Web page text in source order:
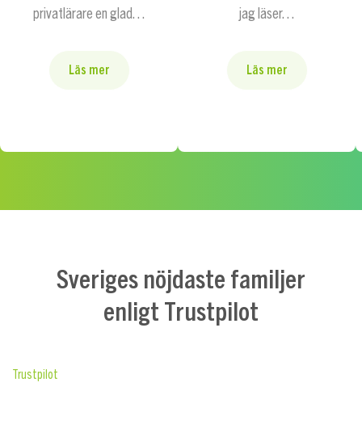
privatlärare en glad…
Läs mer
jag läser…
Läs mer
Sveriges nöjdaste familjer
enligt Trustpilot
Trustpilot